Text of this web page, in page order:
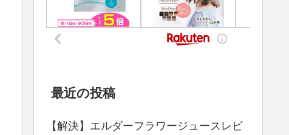
最近の投稿
【解決】エルダーフラワージュースレビ